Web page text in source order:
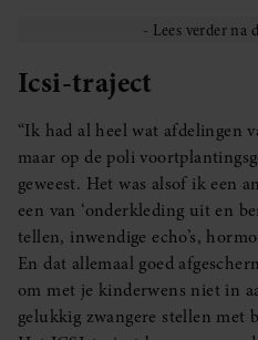
Icsi-traject
“Ik had al heel wat afdelingen
maar op de poli
geweest. Het was alsof ik een
een van ‘onderkleding uit en
tellen, inwendige echo’s,
En dat allemaal goed
om met je kinderwens niet in
gelukkig zwangere stellen met